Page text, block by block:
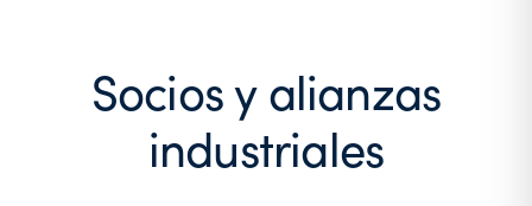
Socios y alianzas
industriales